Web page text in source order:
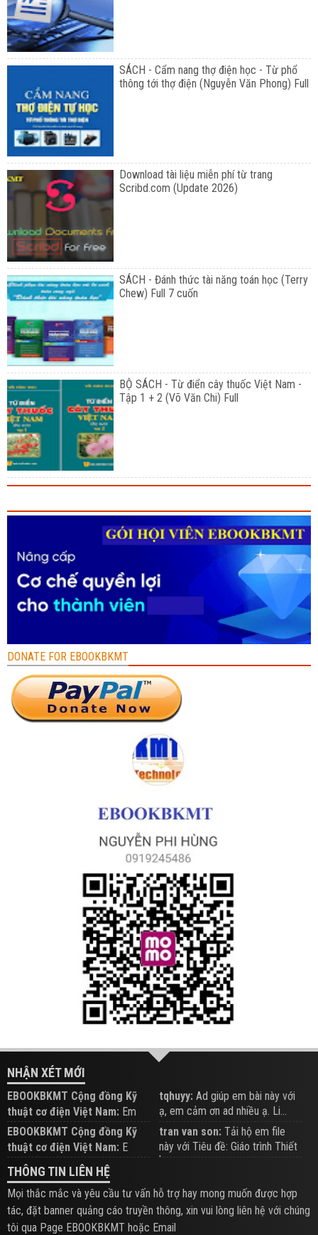
SÁCH - Cẩm nang thợ điện học - Từ phổ
thông tới thợ điện (Nguyễn Văn Phong) Full
Download tài liệu miễn phí từ trang
Scribd.com (Update 2026)
SÁCH - Đánh thức tài năng toán học (Terry
Chew) Full 7 cuốn
BỘ SÁCH - Từ điển cây thuốc Việt Nam -
Tập 1 + 2 (Võ Văn Chi) Full
DONATE FOR EBOOKBKMT
NHẬN XÉT MỚI
EBOOKBKMT Cộng đồng Kỹ
thuật cơ điện Việt Nam: Em
đăng trên Group hỗ trợ nhé
tqhuyy: Ad giúp em bài này với
ạ, em cảm ơn ad nhiều ạ. Li...
EBOOKBKMT Cộng đồng Kỹ
thuật cơ điện Việt Nam: E
xem hỗ trợ trên Group
tran van son: Tải hộ em file
này với Tiêu đề: Giáo trình Thiết
b...
THÔNG TIN LIÊN HỆ
Mọi thắc mắc và yêu cầu tư vấn hỗ trợ hay mong muốn được hợp
tác, đặt banner quảng cáo truyền thông, xin vui lòng liên hệ với chúng
tôi qua Page EBOOKBKMT hoặc Email